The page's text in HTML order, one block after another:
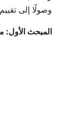
وصولًا إلى
المبحث الأول: